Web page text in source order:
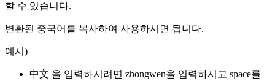
할 수 있습니다.
변환된 중국어를 복사하여 사용하시면 됩니다.
예시)
中文 을 입력하시려면 zhongwen을 입력하시고 space를